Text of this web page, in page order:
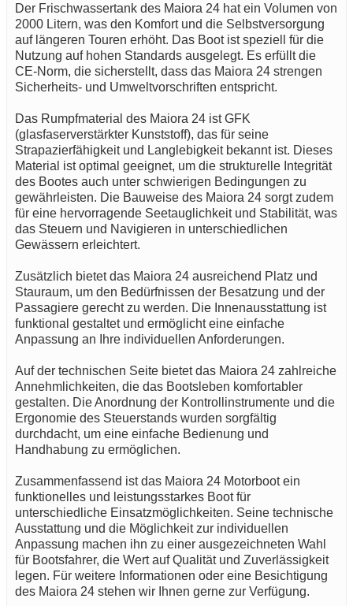
Der Frischwassertank des Maiora 24 hat ein Volumen von
2000 Litern, was den Komfort und die Selbstversorgung
auf längeren Touren erhöht. Das Boot ist speziell für die
Nutzung auf hohen Standards ausgelegt. Es erfüllt die
CE-Norm, die sicherstellt, dass das Maiora 24 strengen
Sicherheits- und Umweltvorschriften entspricht.
Das Rumpfmaterial des Maiora 24 ist GFK
(glasfaserverstärkter Kunststoff), das für seine
Strapazierfähigkeit und Langlebigkeit bekannt ist. Dieses
Material ist optimal geeignet, um die strukturelle Integrität
des Bootes auch unter schwierigen Bedingungen zu
gewährleisten. Die Bauweise des Maiora 24 sorgt zudem
für eine hervorragende Seetauglichkeit und Stabilität, was
das Steuern und Navigieren in unterschiedlichen
Gewässern erleichtert.
Zusätzlich bietet das Maiora 24 ausreichend Platz und
Stauraum, um den Bedürfnissen der Besatzung und der
Passagiere gerecht zu werden. Die Innenausstattung ist
funktional gestaltet und ermöglicht eine einfache
Anpassung an Ihre individuellen Anforderungen.
Auf der technischen Seite bietet das Maiora 24 zahlreiche
Annehmlichkeiten, die das Bootsleben komfortabler
gestalten. Die Anordnung der Kontrollinstrumente und die
Ergonomie des Steuerstands wurden sorgfältig
durchdacht, um eine einfache Bedienung und
Handhabung zu ermöglichen.
Zusammenfassend ist das Maiora 24 Motorboot ein
funktionelles und leistungsstarkes Boot für
unterschiedliche Einsatzmöglichkeiten. Seine technische
Ausstattung und die Möglichkeit zur individuellen
Anpassung machen ihn zu einer ausgezeichneten Wahl
für Bootsfahrer, die Wert auf Qualität und Zuverlässigkeit
legen. Für weitere Informationen oder eine Besichtigung
des Maiora 24 stehen wir Ihnen gerne zur Verfügung.